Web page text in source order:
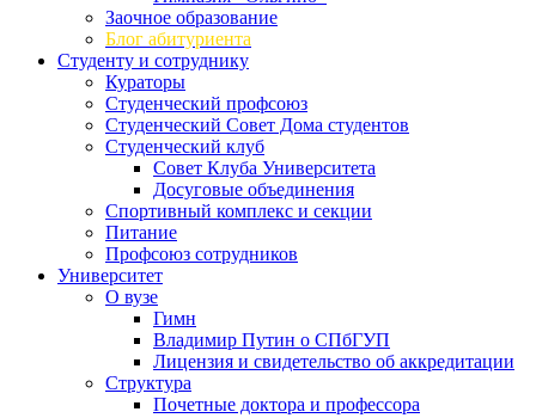
Заочное образование
Блог абитуриента
Студенту и сотруднику
Кураторы
Студенческий профсоюз
Студенческий Совет Дома студентов
Студенческий клуб
Совет Клуба Университета
Досуговые объединения
Спортивный комплекс и секции
Питание
Профсоюз сотрудников
Университет
О вузе
Гимн
Владимир Путин о СПбГУП
Лицензия и свидетельство об аккредитации
Структура
Почетные доктора и профессора